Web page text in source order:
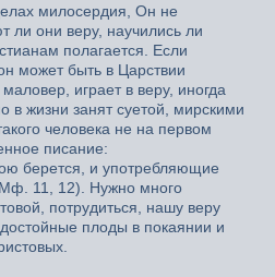
милосердия, Он не
они веру, научились ли
полагается. Если
может быть в Царствии
играет в веру, иногда
в жизни занят суетой, мирскими
человека не на первом
писание:
берется, и употребляющие
11, 12). Нужно много
потрудиться, нашу веру
плоды в покаянии и